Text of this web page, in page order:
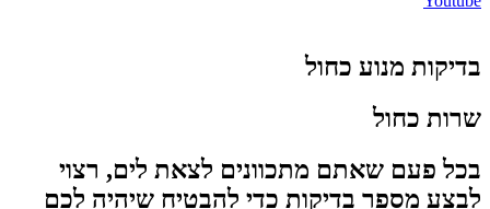
בדיקות מנוע כחול
שרות כחול
בכל פעם שאתם מתכוונים לצאת לים, רצוי
לבצע מספר בדיקות כדי להבטיח שיהיה לכם